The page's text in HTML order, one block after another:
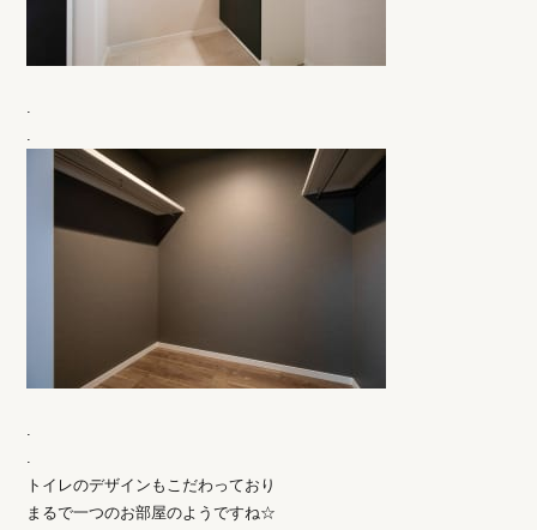
.
.
.
.
トイレのデザインもこだわっており
まるで一つのお部屋のようですね☆